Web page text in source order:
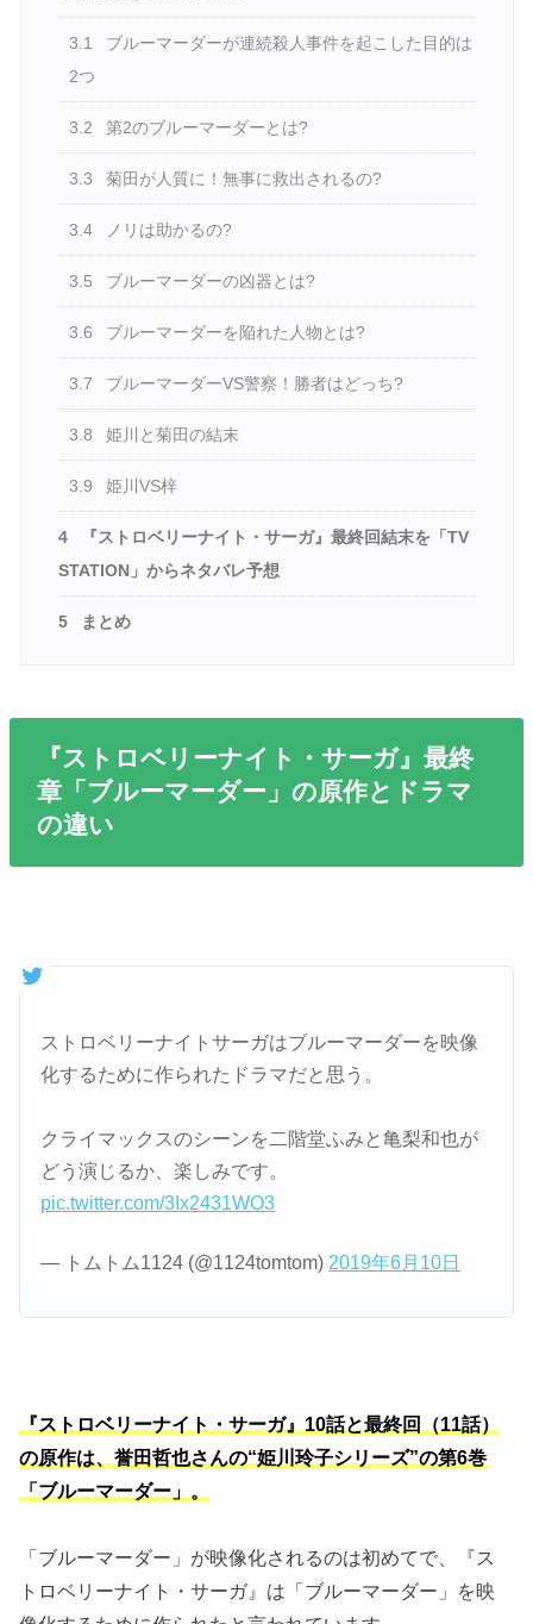
3.1
ブルーマーダーが連続殺人事件を起こした目的は
2つ
3.2 第2のブルーマーダーとは?
3.3 菊田が人質に！無事に救出されるの?
3.4 ノリは助かるの?
3.5 ブルーマーダーの凶器とは?
3.6 ブルーマーダーを陥れた人物とは?
3.7 ブルーマーダーVS警察！勝者はどっち?
3.8 姫川と菊田の結末
3.9 姫川VS梓
4
『ストロベリーナイト・サーガ』最終回結末を「TV
STATION」からネタバレ予想
5 まとめ
『ストロベリーナイト・サーガ』最終
章「ブルーマーダー」の原作とドラマ
の違い
ストロベリーナイトサーガはブルーマーダーを映像
化するために作られたドラマだと思う。
クライマックスのシーンを二階堂ふみと亀梨和也が
どう演じるか、楽しみです。
pic.twitter.com/3Ix2431WO3
— トムトム1124 (@1124tomtom) 2019年6月10日
『ストロベリーナイト・サーガ』10話と最終回（11話）
の原作は、誉田哲也さんの“姫川玲子シリーズ”の第6巻
「ブルーマーダー」。
「ブルーマーダー」が映像化されるのは初めてで、『ス
トロベリーナイト・サーガ』は「ブルーマーダー」を映